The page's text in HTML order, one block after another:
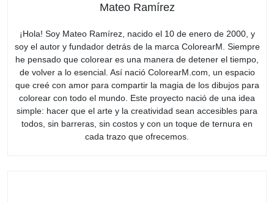
Mateo Ramírez
¡Hola! Soy Mateo Ramírez, nacido el 10 de enero de 2000, y
soy el autor y fundador detrás de la marca ColorearM. Siempre
he pensado que colorear es una manera de detener el tiempo,
de volver a lo esencial. Así nació ColorearM.com, un espacio
que creé con amor para compartir la magia de los dibujos para
colorear con todo el mundo. Este proyecto nació de una idea
simple: hacer que el arte y la creatividad sean accesibles para
todos, sin barreras, sin costos y con un toque de ternura en
cada trazo que ofrecemos.